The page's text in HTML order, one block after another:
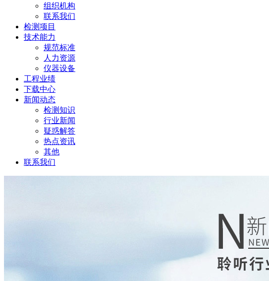
组织机构
联系我们
检测项目
技术能力
规范标准
人力资源
仪器设备
工程业绩
下载中心
新闻动态
检测知识
行业新闻
疑惑解答
热点资讯
其他
联系我们